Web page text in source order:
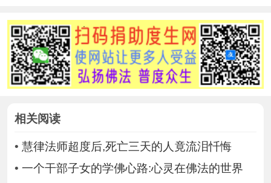
相关阅读
• 慧律法师超度后,死亡三天的人竟流泪忏悔
• 一个干部子女的学佛心路:心灵在佛法的世界